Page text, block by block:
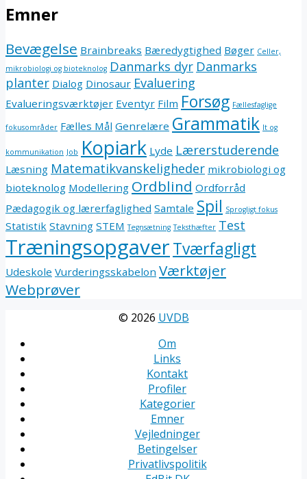
Emner
Bevægelse Brainbreaks Bæredygtighed Bøger Celler,
mikrobiologi og bioteknolog Danmarks dyr Danmarks
planter Dialog Dinosaur Evaluering
Evalueringsværktøjer Eventyr Film Forsøg Fællesfaglige
fokusområder Fælles Mål Genrelære Grammatik It og
kommunikation Job Kopiark Lyde Lærerstuderende
Læsning Matematikvanskeligheder mikrobiologi og
bioteknolog Modellering Ordblind Ordforråd
Pædagogik og lærerfaglighed Samtale Spil Sprogligt fokus
Statistik Stavning STEM Tegnsætning Teksthæfter Test
TræningsopgaverTværfagligt
Udeskole Vurderingsskabelon Værktøjer
Webprøver
© 2026 UVDB
Om
Links
Kontakt
Profiler
Kategorier
Emner
Vejledninger
Betingelser
Privatlivspolitik